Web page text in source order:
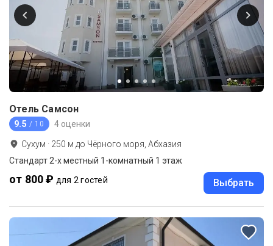
Отель Самсон
9.5 / 10 4 оценки
Сухум · 250 м до Чёрного моря, Абхазия
Стандарт 2-х местный 1-комнатный 1 этаж
от 800 ₽ для 2 гостей Выбрать